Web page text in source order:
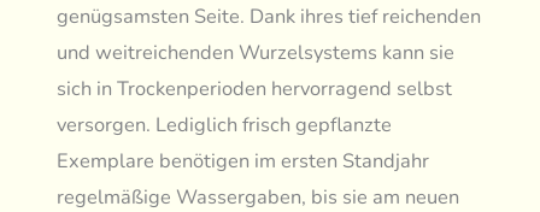
genügsamsten Seite. Dank ihres tief reichenden
und weitreichenden Wurzelsystems kann sie
sich in Trockenperioden hervorragend selbst
versorgen. Lediglich frisch gepflanzte
Exemplare benötigen im ersten Standjahr
regelmäßige Wassergaben, bis sie am neuen